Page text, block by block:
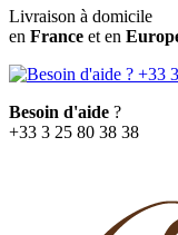
Livraison à domicile
en France et en
Besoin d'aide ?
+33 3 25 80 38 38